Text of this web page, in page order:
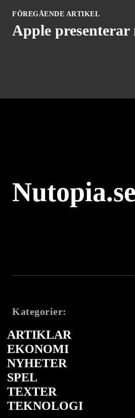
FÖREGÅENDE ARTIKEL
Apple
Nutopia.se
Kategorier:
ARTIKLAR
EKONOMI
NYHETER
SPEL
TEXTER
TEKNOLOGI